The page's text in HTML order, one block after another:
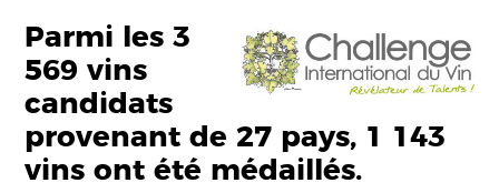
Parmi les 3
569 vins
candidats
provenant de 27 pays, 1 143
vins ont été médaillés.